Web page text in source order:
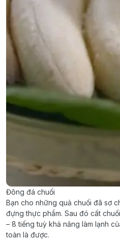
Đông đá chuối
Bạn cho những quả chuối đã sơ
đựng thực phẩm. Sau đó cất
– 8 tiếng tuỳ khả năng làm lạnh
toàn là được.